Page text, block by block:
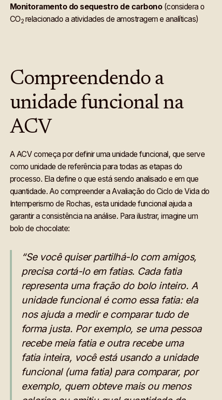
Monitoramento do sequestro de carbono(considera o
CO2 relacionado a atividades de amostragem e analíticas)
Compreendendo a
unidade funcional na
ACV
A ACV começa por definir uma unidade funcional, que serve
como unidade de referência para todas as etapas do
processo. Ela define o que está sendo analisado e em que
quantidade. Ao compreender a Avaliação do Ciclo de Vida do
Intemperismo de Rochas, esta unidade funcional ajuda a
garantir a consistência na análise. Para ilustrar, imagine um
bolo de chocolate:
“Se você quiser partilhá-lo com amigos,
precisa cortá-lo em fatias. Cada fatia
representa uma fração do bolo inteiro. A
unidade funcional é como essa fatia: ela
nos ajuda a medir e comparar tudo de
forma justa. Por exemplo, se uma pessoa
recebe meia fatia e outra recebe uma
fatia inteira, você está usando a unidade
funcional (uma fatia) para comparar, por
exemplo, quem obteve mais ou menos